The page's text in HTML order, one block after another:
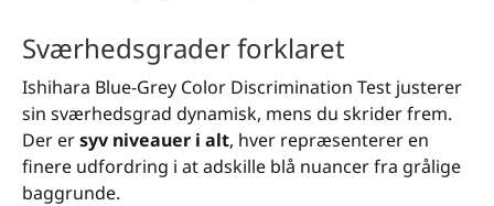
Sværhedsgrader forklaret
Ishihara Blue-Grey Color Discrimination Test justerer
sin sværhedsgrad dynamisk, mens du skrider frem.
Der ersyv niveauer i alt, hver repræsenterer en
finere udfordring i at adskille blå nuancer fra grålige
baggrunde.